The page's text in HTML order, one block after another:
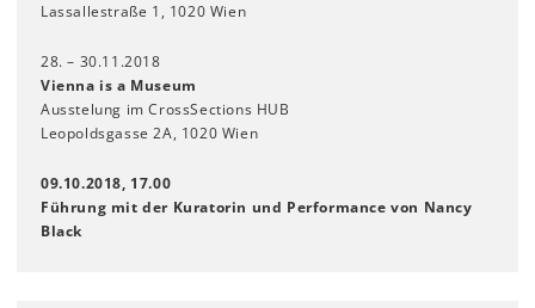
Lassallestraße 1, 1020 Wien
28. – 30.11.2018
Vienna is a Museum
Ausstelung im CrossSections HUB
Leopoldsgasse 2A, 1020 Wien
09.10.2018, 17.00
Führung mit der Kuratorin und Performance von Nancy
Black